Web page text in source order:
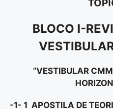
BLOCO I-
“VESTIBULAR
-1- 1 APOSTILA DE